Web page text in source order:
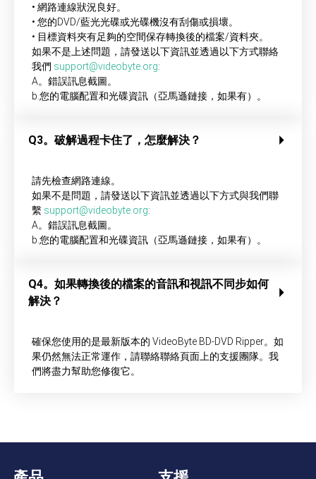
• 網路連線狀況良好。
• 您的DVD/藍光光碟或光碟機沒有刮傷或損壞。
• 目標資料夾有足夠的空間保存轉換後的檔案/資料夾。
如果不是上述問題，請發送以下資訊並透過以下方式聯絡
我們 support@videobyte.org:
A。錯誤訊息截圖。
b.您的電腦配置和光碟資訊（亞馬遜鏈接，如果有）。
Q3。破解過程卡住了，怎麼解決？
請先檢查網路連線。
如果不是問題，請發送以下資訊並透過以下方式與我們聯
繫 support@videobyte.org:
A。錯誤訊息截圖。
b.您的電腦配置和光碟資訊（亞馬遜鏈接，如果有）。
Q4。如果轉換後的檔案的音訊和視訊不同步如何
解決？
確保您使用的是最新版本的 VideoByte BD-DVD Ripper。如
果仍然無法正常運作，請聯絡聯絡頁面上的支援團隊。我
們將盡力幫助您修復它。